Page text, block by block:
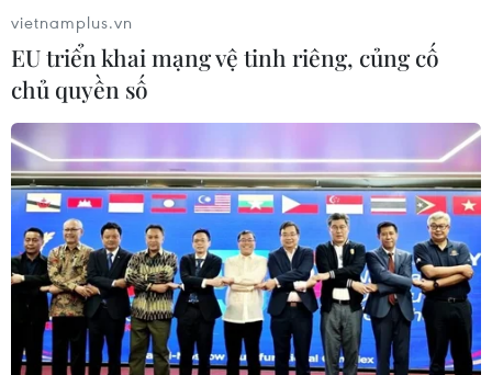
(TTXVN/Vietnam+)
vietnamplus.vn
EU triển khai mạng vệ tinh riêng, củng cố
chủ quyền số